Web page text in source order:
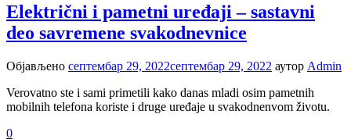
Električni i pametni uređaji – sastavni
deo savremene svakodnevnice
Објављено септембар 29, 2022септембар 29, 2022 аутор Admin
Verovatno ste i sami primetili kako danas mladi osim pametnih
mobilnih telefona koriste i druge uređaje u svakodnenvom životu.
0